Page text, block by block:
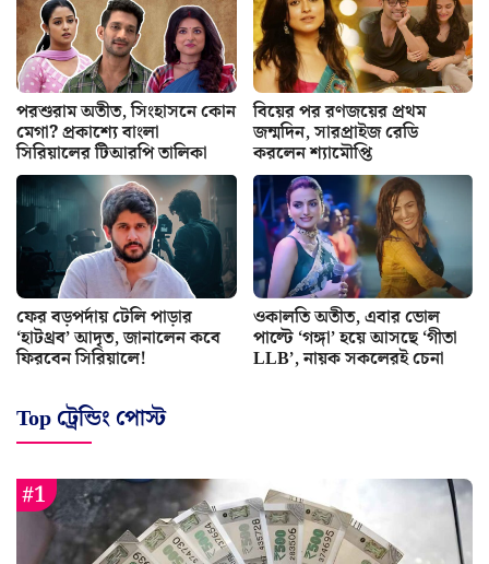
পরশুরাম অতীত, সিংহাসনে কোন
মেগা? প্রকাশ্যে বাংলা
সিরিয়ালের টিআরপি তালিকা
বিয়ের পর রণজয়ের প্রথম
জন্মদিন, সারপ্রাইজ রেডি
করলেন শ্যামৌপ্তি
ফের বড়পর্দায় টেলি পাড়ার
‘হাটথ্রব’ আদৃত, জানালেন কবে
ফিরবেন সিরিয়ালে!
ওকালতি অতীত, এবার ভোল
পাল্টে ‘গঙ্গা’ হয়ে আসছে ‘গীতা
LLB’, নায়ক সকলেরই চেনা
Top ট্রেন্ডিং পোস্ট